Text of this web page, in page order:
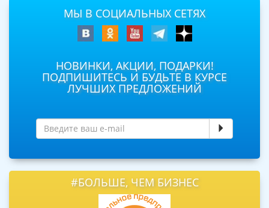
МЫ В СОЦИАЛЬНЫХ СЕТЯХ
НОВИНКИ, АКЦИИ, ПОДАРКИ!
ПОДПИШИТЕСЬ И БУДЬТЕ В КУРСЕ
ЛУЧШИХ ПРЕДЛОЖЕНИЙ
#БОЛЬШЕ, ЧЕМ БИЗНЕС